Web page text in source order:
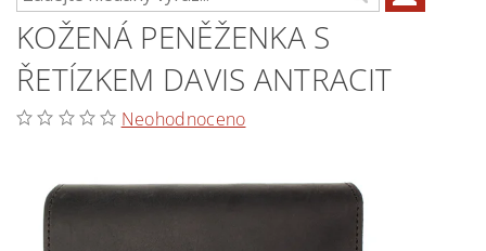
KOŽENÁ PENĚŽENKA S
ŘETÍZKEM DAVIS ANTRACIT
Neohodnoceno